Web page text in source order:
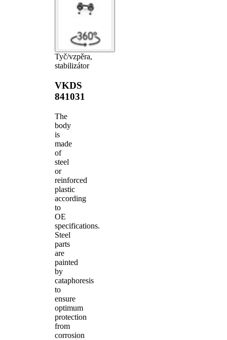
Tyč/vzpěra,
stabilizátor
VKDS
841031
The
body
is
made
of
steel
or
reinforced
plastic
according
to
OE
specifications.
Steel
parts
are
painted
by
cataphoresis
to
ensure
optimum
protection
from
corrosion